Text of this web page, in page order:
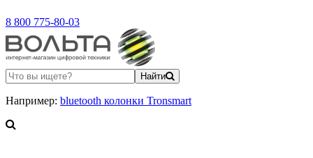
8 800 775-80-03
Найти
Например: bluetooth колонки Tronsmart